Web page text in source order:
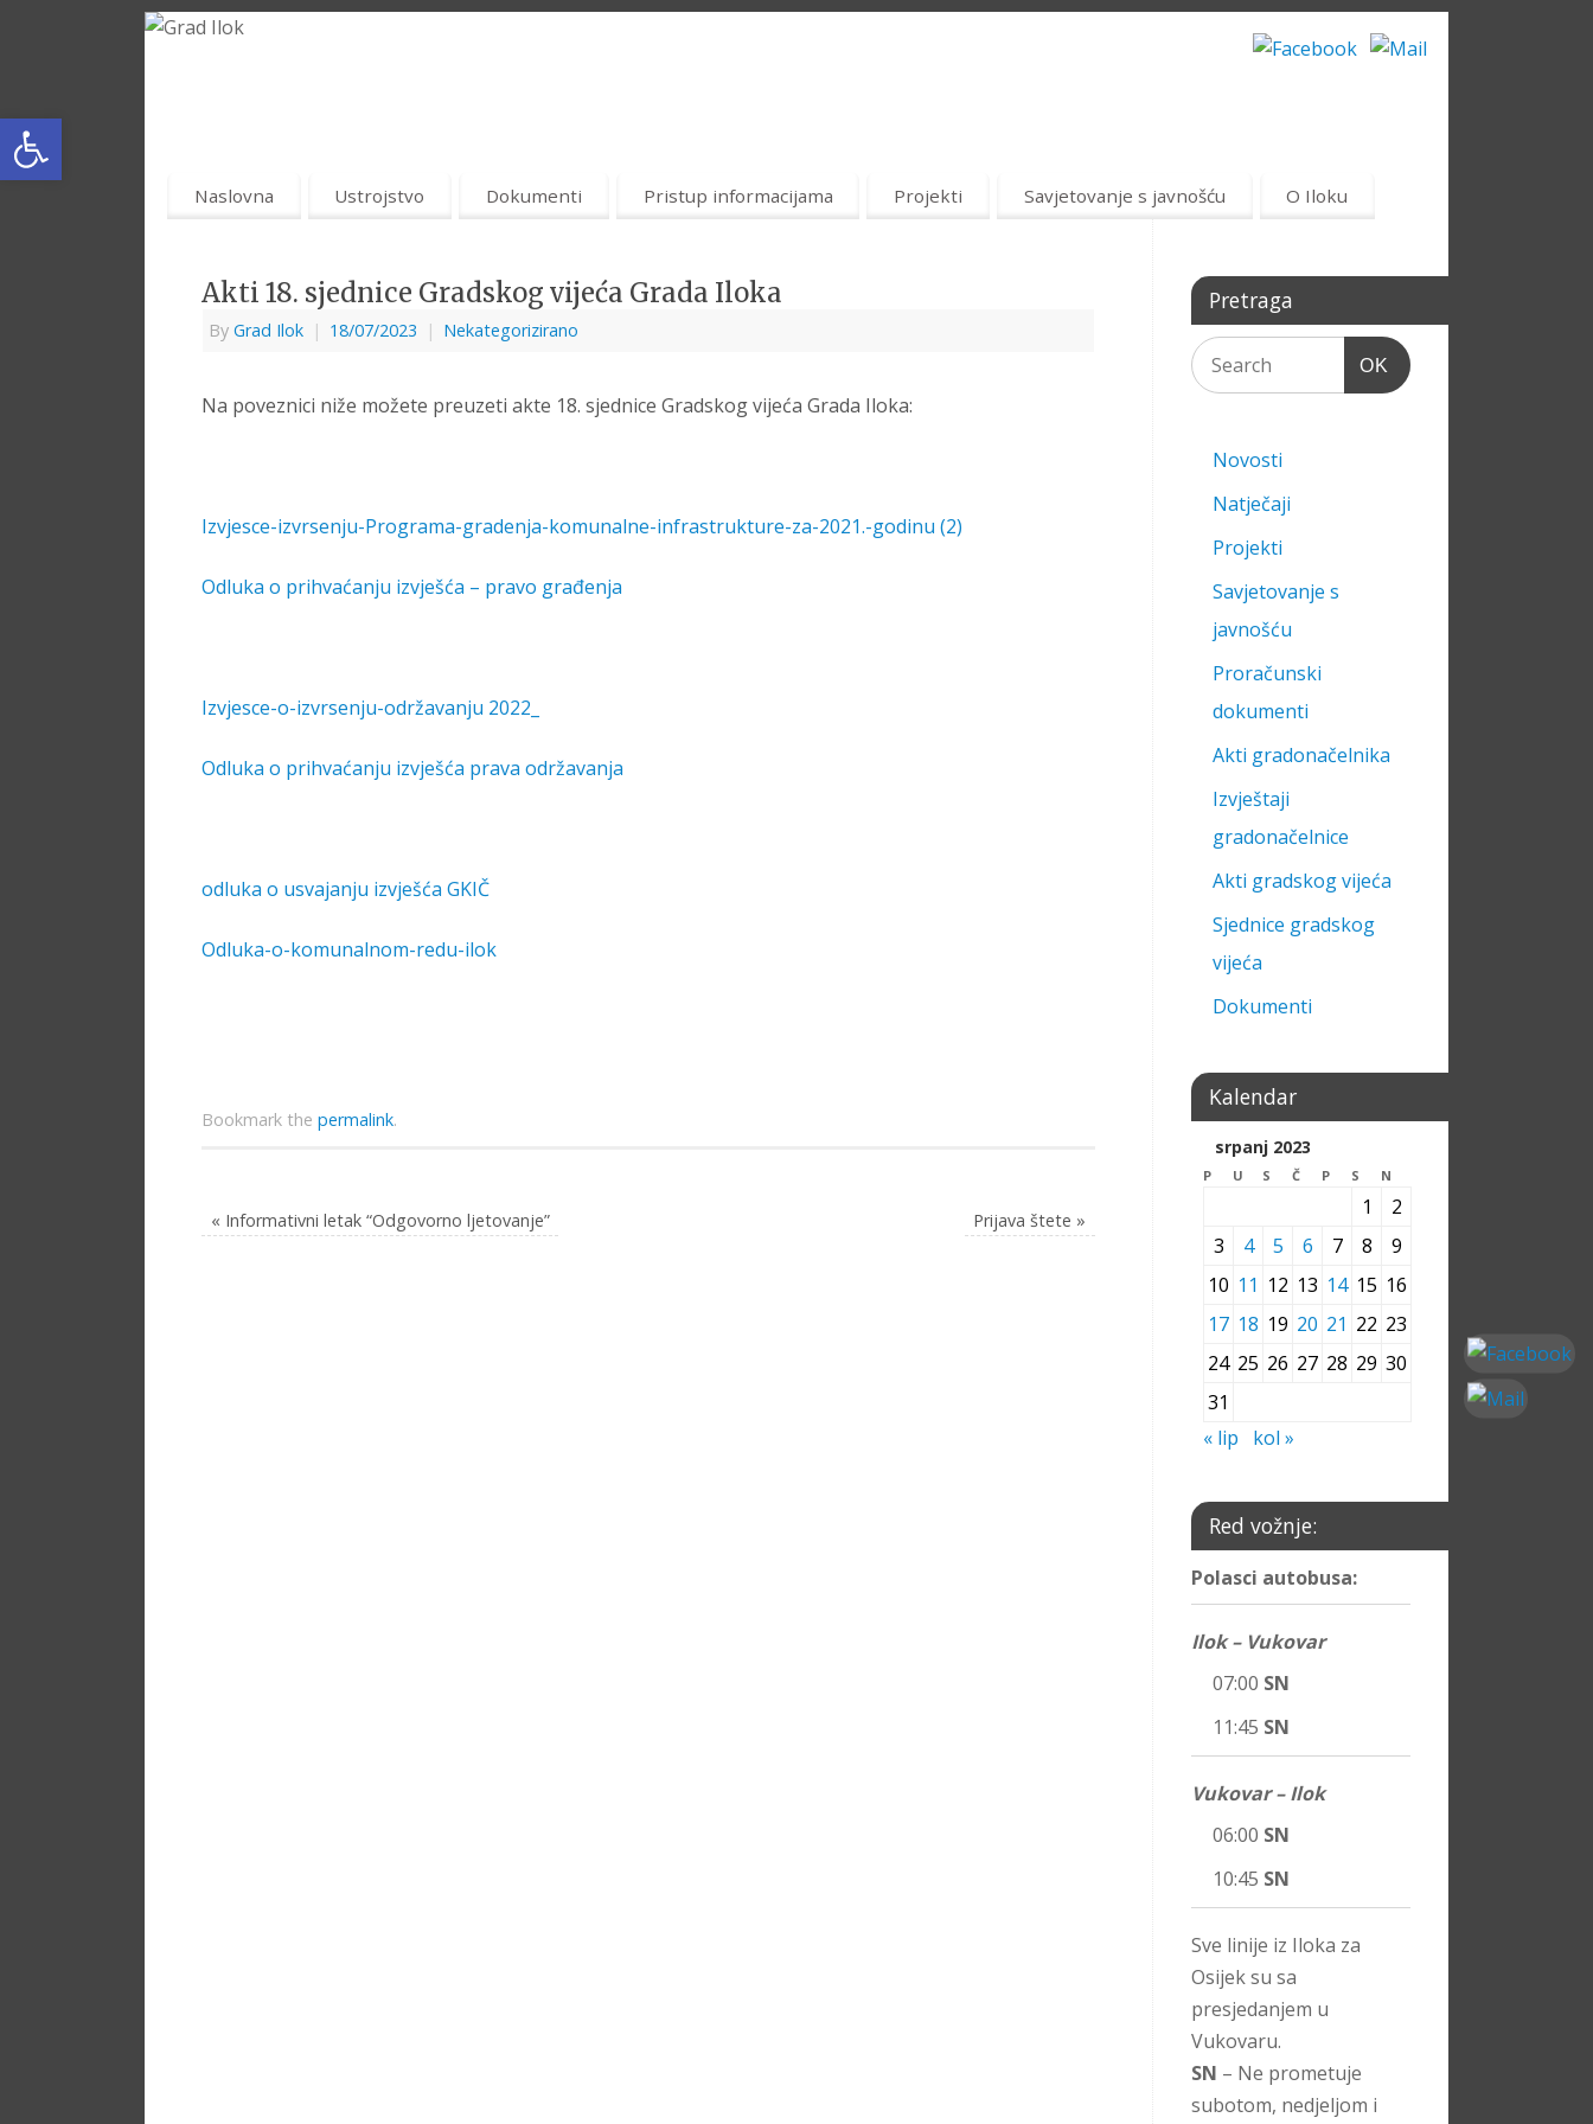
Open toolbar
Naslovna Ustrojstvo Dokumenti Pristup informacijama Projekti Savjetovanje s javnošću O Iloku
Akti 18. sjednice Gradskog vijeća Grada Iloka
By Grad Ilok | 18/07/2023 | Nekategorizirano
Na poveznici niže možete preuzeti akte 18. sjednice Gradskog vijeća Grada Iloka:
Izvjesce-izvrsenju-Programa-gradenja-komunalne-infrastrukture-za-2021.-godinu (2)
Odluka o prihvaćanju izvješća – pravo građenja
Izvjesce-o-izvrsenju-održavanju 2022_
Odluka o prihvaćanju izvješća prava održavanja
odluka o usvajanju izvješća GKIČ
Odluka-o-komunalnom-redu-ilok
Bookmark the permalink.
« Informativni letak “Odgovorno ljetovanje” Prijava štete »
Pretraga
OK
Novosti
Natječaji
Projekti
Savjetovanje s
javnošću
Proračunski
dokumenti
Akti gradonačelnika
Izvještaji
gradonačelnice
Akti gradskog vijeća
Sjednice gradskog
vijeća
Dokumenti
Kalendar
srpanj 2023
P U S Č P S N
1
2
3
4 5 6 7 8
9
10 11 12 13 14 15 16
17 18 19 20 21 22 23
24 25 26 27 28 29 30
31
« lip
kol »
Red vožnje:
Polasci autobusa:
Ilok – Vukovar
07:00 SN
11:45 SN
Vukovar – Ilok
06:00 SN
10:45 SN
Sve linije iz Iloka za
Osijek su sa
presjedanjem u
Vukovaru.
SN – Ne prometuje
subotom, nedjeljom i